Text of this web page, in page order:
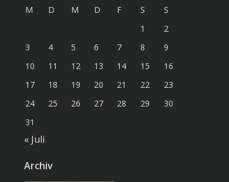
M
D M D F S
S
1
2
3
4 5 6 7 8
9
10
11 12 13 14 15
16
17
18 19 20 21 22
23
24
25 26 27 28 29
30
31
« Juli
Archiv